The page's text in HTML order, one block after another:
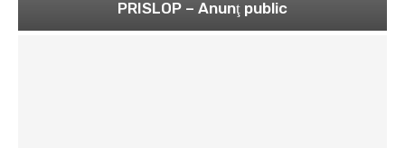
PRISLOP – Anunţ public